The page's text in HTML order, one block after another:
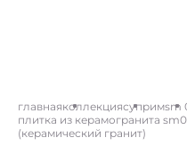
главнаяколлекциясупримsm
плитка из керамогранита
(керамический гранит)